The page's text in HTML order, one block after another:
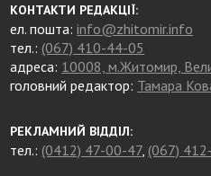
КОНТАКТИ РЕДАКЦІЇ:
ел. пошта:info@zhitomir.info
тел.: (067) 410-44-05
адреса: 10008, м.Житомир,
головний редактор: Тамара
РЕКЛАМНИЙ ВІДДІЛ:
тел.: (0412) 47-00-47, (067)